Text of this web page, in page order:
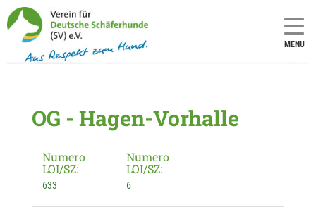
MENU
OG - Hagen-Vorhalle
Numero
LOI/SZ:
633
Numero
LOI/SZ:
6